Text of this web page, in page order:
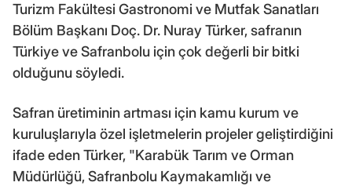
Turizm Fakültesi Gastronomi ve Mutfak Sanatları
Bölüm Başkanı Doç. Dr. Nuray Türker, safranın
Türkiye ve Safranbolu için çok değerli bir bitki
olduğunu söyledi.
Safran üretiminin artması için kamu kurum ve
kuruluşlarıyla özel işletmelerin projeler geliştirdiğini
ifade eden Türker, "Karabük Tarım ve Orman
Müdürlüğü, Safranbolu Kaymakamlığı ve